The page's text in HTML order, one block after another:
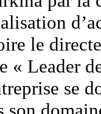
le
« Leader
se